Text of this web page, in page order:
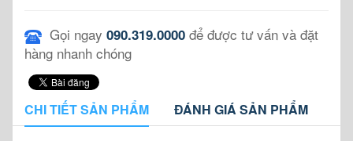
Gọi ngay 090.319.0000 để được tư vấn và đặt
hàng nhanh chóng
CHI TIẾT SẢN PHẨM ĐÁNH GIÁ SẢN PHẨM